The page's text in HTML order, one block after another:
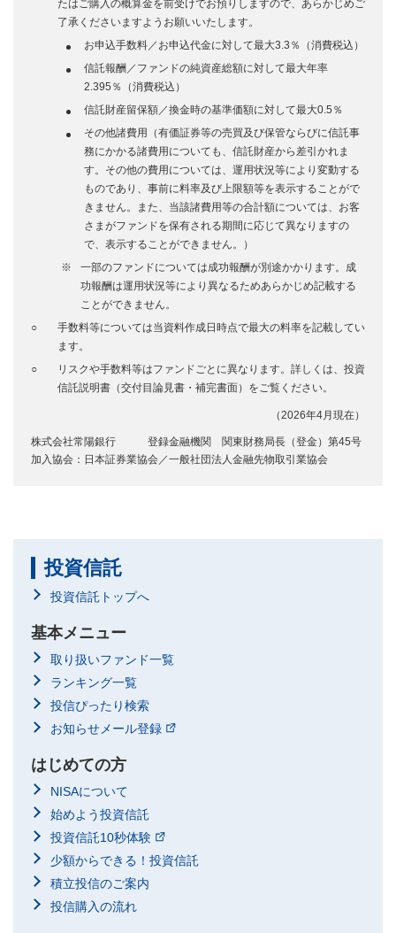
たはご購入の概算金を前受けでお預りしますので、あらかじめご
了承くださいますようお願いいたします。
お申込手数料／お申込代金に対して最大3.3％（消費税込）
信託報酬／ファンドの純資産総額に対して最大年率
2.395％（消費税込）
信託財産留保額／換金時の基準価額に対して最大0.5％
その他諸費用（有価証券等の売買及び保管ならびに信託事
務にかかる諸費用についても、信託財産から差引かれま
す。その他の費用については、運用状況等により変動する
ものであり、事前に料率及び上限額等を表示することがで
きません。また、当該諸費用等の合計額については、お客
さまがファンドを保有される期間に応じて異なりますの
で、表示することができません。）
※
一部のファンドについては成功報酬が別途かかります。成
功報酬は運用状況等により異なるためあらかじめ記載する
ことができません。
手数料等については当資料作成日時点で最大の料率を記載してい
ます。
リスクや手数料等はファンドごとに異なります。詳しくは、投資
信託説明書（交付目論見書・補完書面）をご覧ください。
（2026年4月現在）
株式会社常陽銀行 登録金融機関 関東財務局長（登金）第45号
加入協会：日本証券業協会／一般社団法人金融先物取引業協会
投資信託
投資信託トップへ
基本メニュー
取り扱いファンド一覧
ランキング一覧
投信ぴったり検索
お知らせメール登録
はじめての方
NISAについて
始めよう投資信託
投資信託10秒体験
少額からできる！投資信託
積立投信のご案内
投信購入の流れ